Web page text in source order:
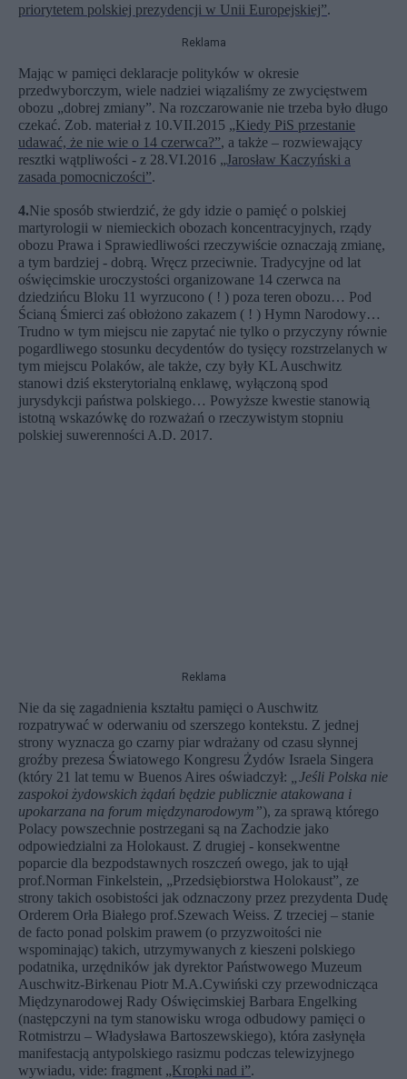
priorytetem polskiej prezydencji w Unii Europejskiej”.
Reklama
Mając w pamięci deklaracje polityków w okresie
przedwyborczym, wiele nadziei wiązaliśmy ze zwycięstwem
obozu „dobrej zmiany”. Na rozczarowanie nie trzeba było długo
czekać. Zob. materiał z 10.VII.2015 „Kiedy PiS przestanie
udawać, że nie wie o 14 czerwca?”, a także – rozwiewający
resztki wątpliwości - z 28.VI.2016 „Jarosław Kaczyński a
zasada pomocniczości”.
4.Nie sposób stwierdzić, że gdy idzie o pamięć o polskiej
martyrologii w niemieckich obozach koncentracyjnych, rządy
obozu Prawa i Sprawiedliwości rzeczywiście oznaczają zmianę,
a tym bardziej - dobrą. Wręcz przeciwnie. Tradycyjne od lat
oświęcimskie uroczystości organizowane 14 czerwca na
dziedzińcu Bloku 11 wyrzucono ( ! ) poza teren obozu… Pod
Ścianą Śmierci zaś obłożono zakazem ( ! ) Hymn Narodowy…
Trudno w tym miejscu nie zapytać nie tylko o przyczyny równie
pogardliwego stosunku decydentów do tysięcy rozstrzelanych w
tym miejscu Polaków, ale także, czy były KL Auschwitz
stanowi dziś eksterytorialną enklawę, wyłączoną spod
jurysdykcji państwa polskiego… Powyższe kwestie stanowią
istotną wskazówkę do rozważań o rzeczywistym stopniu
polskiej suwerenności A.D. 2017.
Reklama
Nie da się zagadnienia kształtu pamięci o Auschwitz
rozpatrywać w oderwaniu od szerszego kontekstu. Z jednej
strony wyznacza go czarny piar wdrażany od czasu słynnej
groźby prezesa Światowego Kongresu Żydów Israela Singera
(który 21 lat temu w Buenos Aires oświadczył:
Jeśli Polska nie
zaspokoi żydowskich żądań będzie publicznie atakowana i
upokarzana na forum międzynarodowym”), za sprawą którego
Polacy powszechnie postrzegani są na Zachodzie jako
odpowiedzialni za Holokaust. Z drugiej - konsekwentne
poparcie dla bezpodstawnych roszczeń owego, jak to ujął
prof.Norman Finkelstein, „Przedsiębiorstwa Holokaust”, ze
strony takich osobistości jak odznaczony przez prezydenta Dudę
Orderem Orła Białego prof.Szewach Weiss. Z trzeciej – stanie
de facto ponad polskim prawem (o przyzwoitości nie
wspominając) takich, utrzymywanych z kieszeni polskiego
podatnika, urzędników jak dyrektor Państwowego Muzeum
Auschwitz-Birkenau Piotr M.A.Cywiński czy przewodnicząca
Międzynarodowej Rady Oświęcimskiej Barbara Engelking
(następczyni na tym stanowisku wroga odbudowy pamięci o
Rotmistrzu – Władysława Bartoszewskiego), która zasłynęła
manifestacją antypolskiego rasizmu podczas telewizyjnego
wywiadu, vide: fragment „Kropki nad i”.